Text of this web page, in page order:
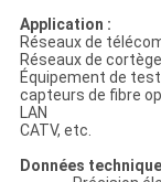
Application :
Réseaux de
Réseaux de
Équipement de test
capteurs de fibre
LAN
CATV, etc.
Données